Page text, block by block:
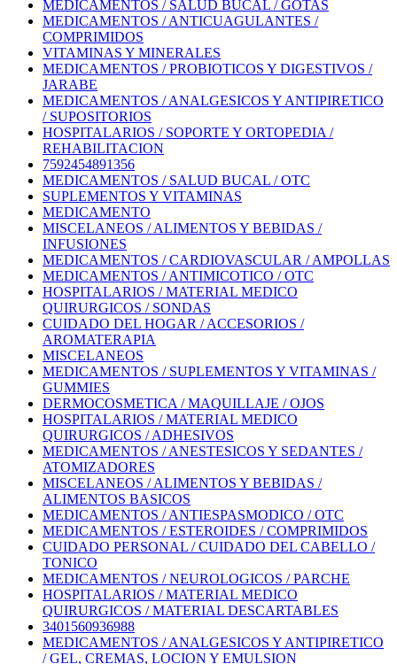
MEDICAMENTOS / SALUD BUCAL / GOTAS
MEDICAMENTOS / ANTICUAGULANTES /
COMPRIMIDOS
VITAMINAS Y MINERALES
MEDICAMENTOS / PROBIOTICOS Y DIGESTIVOS /
JARABE
MEDICAMENTOS / ANALGESICOS Y ANTIPIRETICO
/ SUPOSITORIOS
HOSPITALARIOS / SOPORTE Y ORTOPEDIA /
REHABILITACION
7592454891356
MEDICAMENTOS / SALUD BUCAL / OTC
SUPLEMENTOS Y VITAMINAS
MEDICAMENTO
MISCELANEOS / ALIMENTOS Y BEBIDAS /
INFUSIONES
MEDICAMENTOS / CARDIOVASCULAR / AMPOLLAS
MEDICAMENTOS / ANTIMICOTICO / OTC
HOSPITALARIOS / MATERIAL MEDICO
QUIRURGICOS / SONDAS
CUIDADO DEL HOGAR / ACCESORIOS /
AROMATERAPIA
MISCELANEOS
MEDICAMENTOS / SUPLEMENTOS Y VITAMINAS /
GUMMIES
DERMOCOSMETICA / MAQUILLAJE / OJOS
HOSPITALARIOS / MATERIAL MEDICO
QUIRURGICOS / ADHESIVOS
MEDICAMENTOS / ANESTESICOS Y SEDANTES /
ATOMIZADORES
MISCELANEOS / ALIMENTOS Y BEBIDAS /
ALIMENTOS BASICOS
MEDICAMENTOS / ANTIESPASMODICO / OTC
MEDICAMENTOS / ESTEROIDES / COMPRIMIDOS
CUIDADO PERSONAL / CUIDADO DEL CABELLO /
TONICO
MEDICAMENTOS / NEUROLOGICOS / PARCHE
HOSPITALARIOS / MATERIAL MEDICO
QUIRURGICOS / MATERIAL DESCARTABLES
3401560936988
MEDICAMENTOS / ANALGESICOS Y ANTIPIRETICO
/ GEL, CREMAS, LOCION Y EMULSION